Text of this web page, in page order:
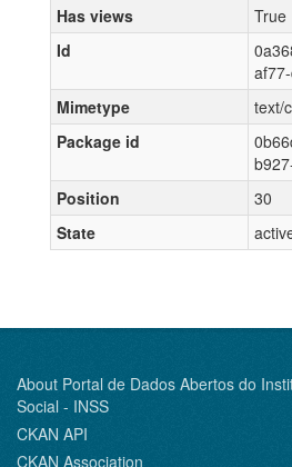
Has views
True
Id
Mimetype
text/
Package id
Position
30
State
About Portal de Dados Abertos do
Social - INSS
CKAN API
CKAN Association